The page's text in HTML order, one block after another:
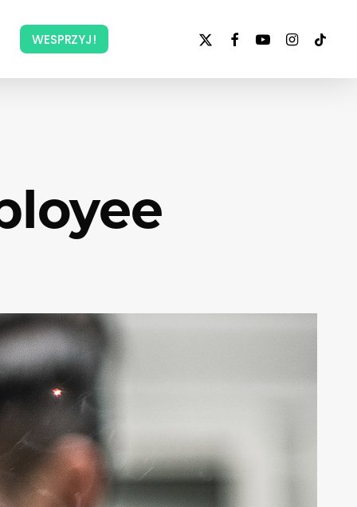
WESPRZYJ!
x-
facebookyoutubeinstagram
tiktok